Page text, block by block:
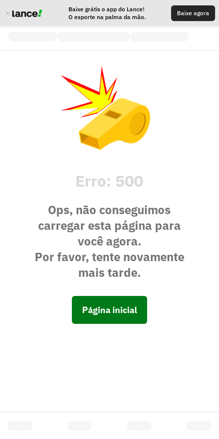
Baixe grátis o app do Lance!
O esporte na palma da mão.
Baixe agora
Erro: 500
Ops, não conseguimos
carregar esta página para
você agora.
Por favor, tente novamente
mais tarde.
Página inicial